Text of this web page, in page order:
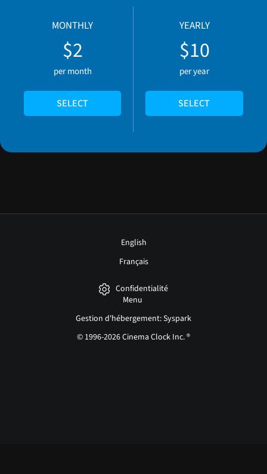
MONTHLY
$2
per month
SELECT
YEARLY
$10
per year
SELECT
English
Français
Confidentialité
Menu
Gestion d'hébergement: Syspark
© 1996-2026 Cinema Clock Inc. ®